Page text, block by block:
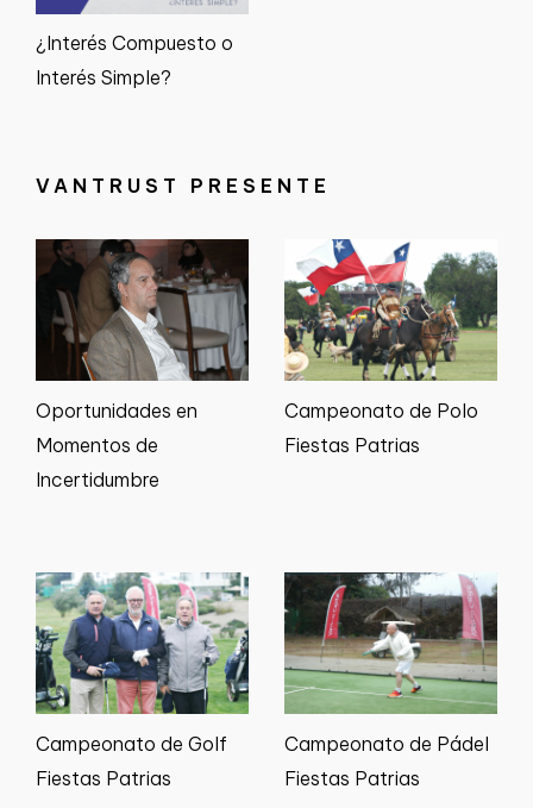
¿Interés Compuesto o
Interés Simple?
VANTRUST PRESENTE
Oportunidades en
Momentos de
Incertidumbre
Campeonato de Polo
Fiestas Patrias
Campeonato de Golf
Fiestas Patrias
Campeonato de Pádel
Fiestas Patrias